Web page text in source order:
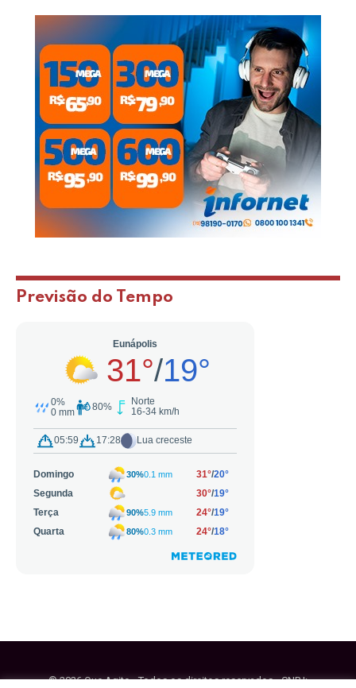
Previsão do Tempo
© 2026 Que Agito - Todos os direitos reservados - CNPJ: